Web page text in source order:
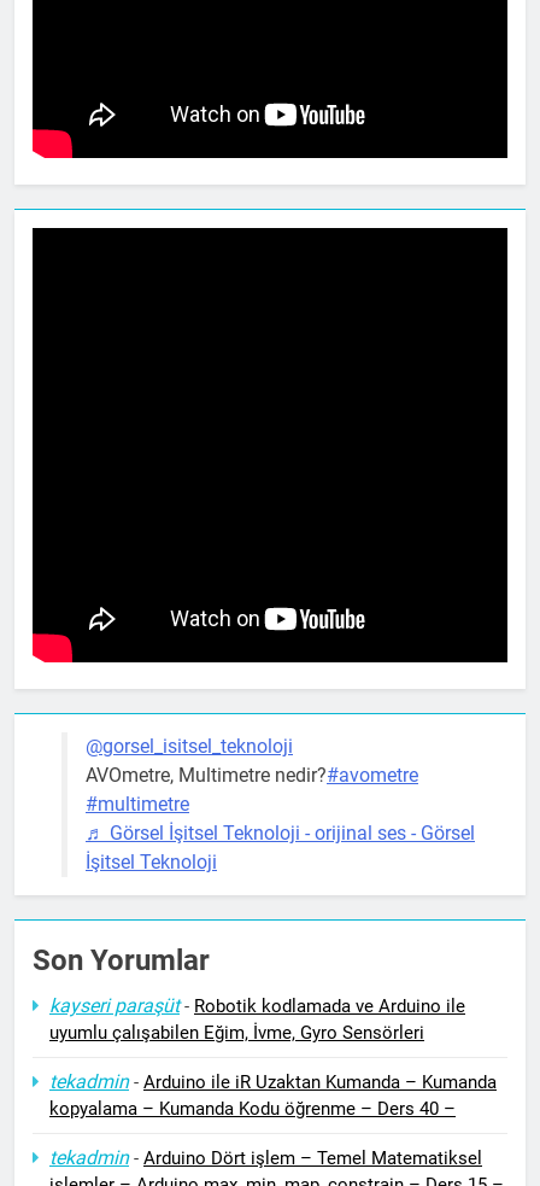
@gorsel_isitsel_teknoloji
AVOmetre, Multimetre nedir?#avometre
#multimetre
♬ Görsel İşitsel Teknoloji - orijinal ses - Görsel
İşitsel Teknoloji
Son Yorumlar
kayseri paraşüt- Robotik kodlamada ve Arduino ile
uyumlu çalışabilen Eğim, İvme, Gyro Sensörleri
tekadmin- Arduino ile iR Uzaktan Kumanda – Kumanda
kopyalama – Kumanda Kodu öğrenme – Ders 40 –
tekadmin- Arduino Dört işlem – Temel Matematiksel